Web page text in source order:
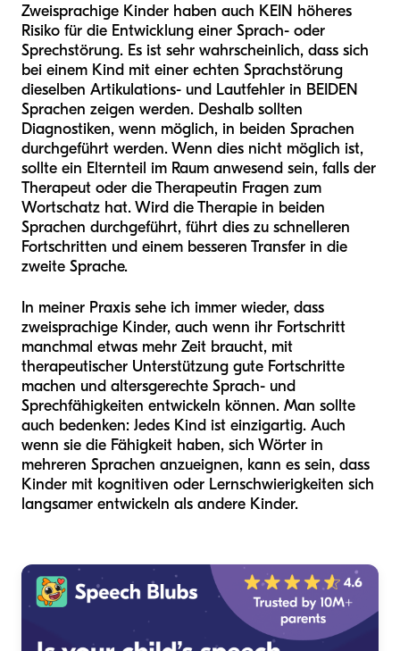
Zweisprachige Kinder haben auch KEIN höheres
Risiko für die Entwicklung einer Sprach- oder
Sprechstörung. Es ist sehr wahrscheinlich, dass sich
bei einem Kind mit einer echten Sprachstörung
dieselben Artikulations- und Lautfehler in BEIDEN
Sprachen zeigen werden. Deshalb sollten
Diagnostiken, wenn möglich, in beiden Sprachen
durchgeführt werden. Wenn dies nicht möglich ist,
sollte ein Elternteil im Raum anwesend sein, falls der
Therapeut oder die Therapeutin Fragen zum
Wortschatz hat. Wird die Therapie in beiden
Sprachen durchgeführt, führt dies zu schnelleren
Fortschritten und einem besseren Transfer in die
zweite Sprache.
In meiner Praxis sehe ich immer wieder, dass
zweisprachige Kinder, auch wenn ihr Fortschritt
manchmal etwas mehr Zeit braucht, mit
therapeutischer Unterstützung gute Fortschritte
machen und altersgerechte Sprach- und
Sprechfähigkeiten entwickeln können. Man sollte
auch bedenken: Jedes Kind ist einzigartig. Auch
wenn sie die Fähigkeit haben, sich Wörter in
mehreren Sprachen anzueignen, kann es sein, dass
Kinder mit kognitiven oder Lernschwierigkeiten sich
langsamer entwickeln als andere Kinder.